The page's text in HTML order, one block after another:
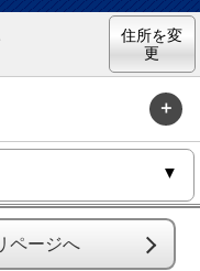
住所を変
更
ページへ